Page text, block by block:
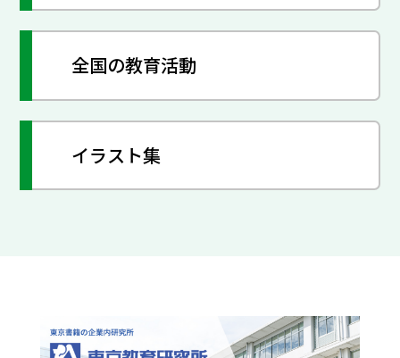
全国の教育活動
イラスト集